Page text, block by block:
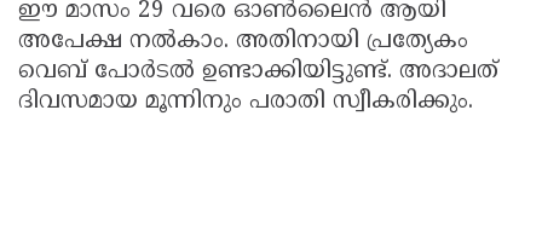
ഈ മാസം 29 വരെ ഓൺലൈൻ ആയി
അപേക്ഷ നൽകാം. അതിനായി പ്രത്യേകം
വെബ് പോർടൽ ഉണ്ടാക്കിയിട്ടുണ്ട്. അദാലത്
ദിവസമായ മൂന്നിനും പരാതി സ്വീകരിക്കും.